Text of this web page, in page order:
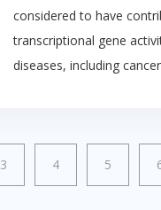
considered to have
transcriptional gene
diseases, including
3 4 5